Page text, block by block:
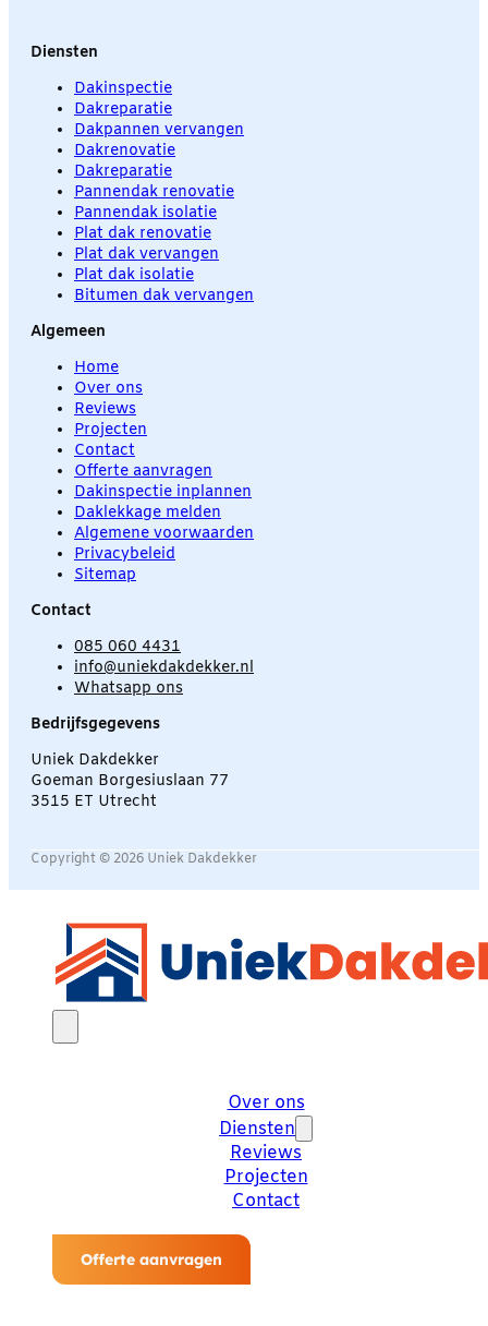
Diensten
Dakinspectie
Dakreparatie
Dakpannen vervangen
Dakrenovatie
Dakreparatie
Pannendak renovatie
Pannendak isolatie
Plat dak renovatie
Plat dak vervangen
Plat dak isolatie
Bitumen dak vervangen
Algemeen
Home
Over ons
Reviews
Projecten
Contact
Offerte aanvragen
Dakinspectie inplannen
Daklekkage melden
Algemene voorwaarden
Privacybeleid
Sitemap
Contact
085 060 4431
info@uniekdakdekker.nl
Whatsapp ons
Bedrijfsgegevens
Uniek Dakdekker
Goeman Borgesiuslaan 77
3515 ET Utrecht
Copyright © 2026 Uniek Dakdekker
Over ons
Diensten
Reviews
Projecten
Contact
Offerte aanvragen